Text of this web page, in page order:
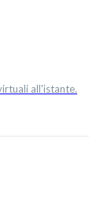
all'istante.